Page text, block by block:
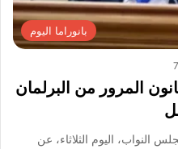
بانوراما اليوم
7
المرور من البرلمان
اليوم الثلاثاء، عن